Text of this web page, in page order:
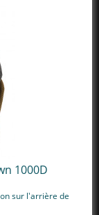
1000D
sur l'arrière de